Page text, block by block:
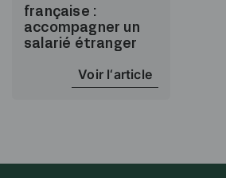
française :
accompagner un
salarié étranger
Voir l‘article